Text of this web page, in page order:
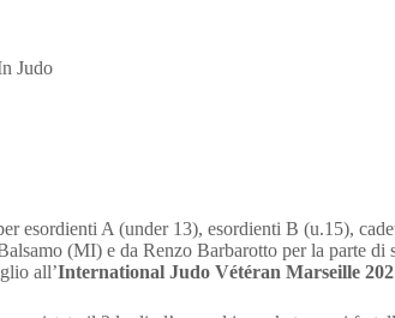
Judo
esordienti A (under 13), esordienti B (u.15),
(MI) e da Renzo Barbarotto per la parte di
all’International Judo Vétéran Marseille